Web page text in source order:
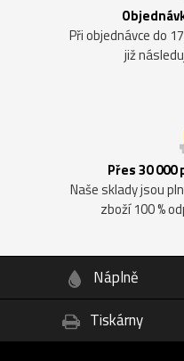
Při objednávce do
již
Přes 30
Naše sklady jsou
zboží 100 %
Náplně
Tiskárny